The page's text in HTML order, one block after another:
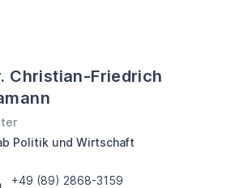
Christian-Friedrich
Politik und Wirtschaft
+49 (89) 2868-3159